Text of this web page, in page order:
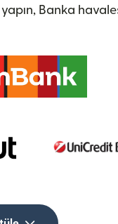
Banka